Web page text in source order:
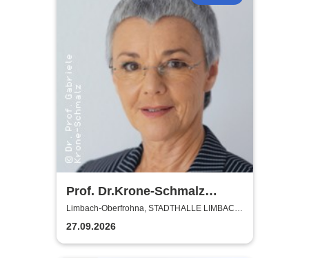
Prof. Dr.Krone-Schmalz
Russland - und der Westen -
eine schwierige Beziehung
Limbach-Oberfrohna, STADTHALLE LIMBACH-
OBERFROHNA
27.09.2026